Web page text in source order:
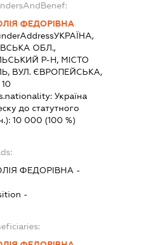
ФЕДОРІВНА
УКРАЇНА,
ОБЛ.,
Р-Н, МІСТО
ВУЛ. ЄВРОПЕЙСЬКА,
Україна
до статутного
10 000 (100 %)
ФЕДОРІВНА -
-